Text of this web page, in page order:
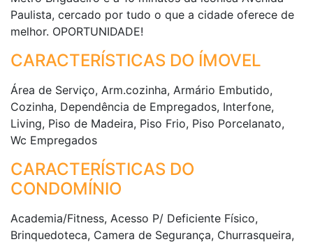
Paulista, cercado por tudo o que a cidade oferece de
melhor. OPORTUNIDADE!
CARACTERÍSTICAS DO ÍMOVEL
Área de Serviço, Arm.cozinha, Armário Embutido,
Cozinha, Dependência de Empregados, Interfone,
Living, Piso de Madeira, Piso Frio, Piso Porcelanato,
Wc Empregados
CARACTERÍSTICAS DO
CONDOMÍNIO
Academia/Fitness, Acesso P/ Deficiente Físico,
Brinquedoteca, Camera de Segurança, Churrasqueira,